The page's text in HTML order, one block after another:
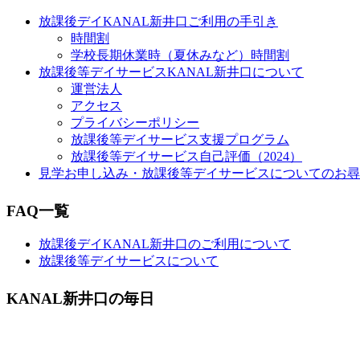
放課後デイKANAL新井口ご利用の手引き
時間割
学校長期休業時（夏休みなど）時間割
放課後等デイサービスKANAL新井口について
運営法人
アクセス
プライバシーポリシー
放課後等デイサービス支援プログラム
放課後等デイサービス自己評価（2024）
見学お申し込み・放課後等デイサービスについてのお
FAQ一覧
放課後デイKANAL新井口のご利用について
放課後等デイサービスについて
KANAL新井口の毎日